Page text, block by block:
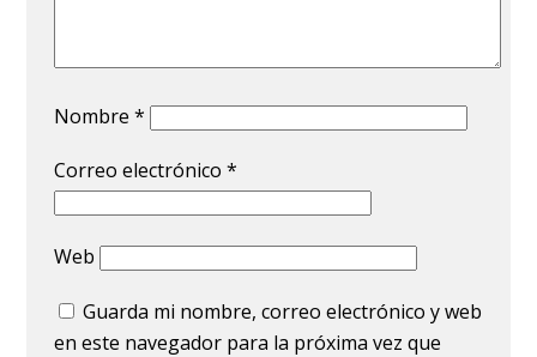
Nombre*
Correo electrónico*
Web
Guarda mi nombre, correo electrónico y web
en este navegador para la próxima vez que